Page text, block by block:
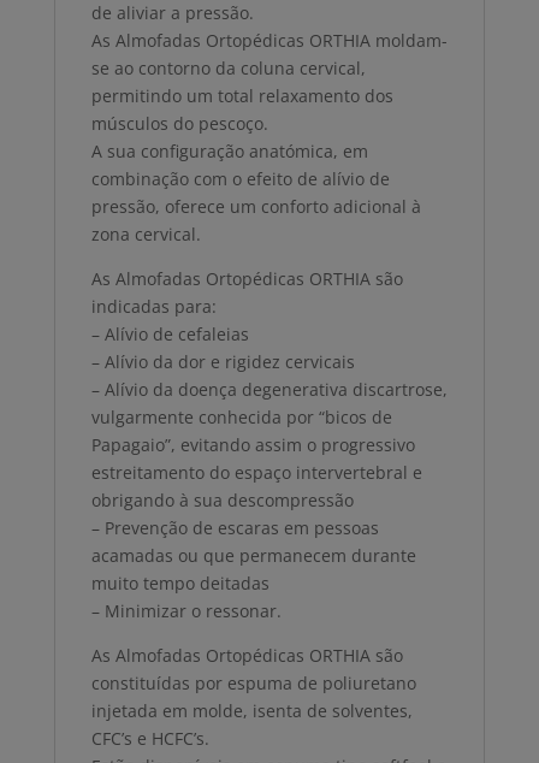
de aliviar a pressão.
As Almofadas Ortopédicas ORTHIA moldam-
se ao contorno da coluna cervical,
permitindo um total relaxamento dos
músculos do pescoço.
A sua configuração anatómica, em
combinação com o efeito de alívio de
pressão, oferece um conforto adicional à
zona cervical.
As Almofadas Ortopédicas ORTHIA são
indicadas para:
– Alívio de cefaleias
– Alívio da dor e rigidez cervicais
– Alívio da doença degenerativa discartrose,
vulgarmente conhecida por “bicos de
Papagaio”, evitando assim o progressivo
estreitamento do espaço intervertebral e
obrigando à sua descompressão
– Prevenção de escaras em pessoas
acamadas ou que permanecem durante
muito tempo deitadas
– Minimizar o ressonar.
As Almofadas Ortopédicas ORTHIA são
constituídas por espuma de poliuretano
injetada em molde, isenta de solventes,
CFC’s e HCFC’s.